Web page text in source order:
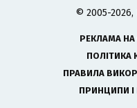
© 2005-
РЕКЛАМА НА
ПОЛІТИКА
ПРАВИЛА
ПРИНЦИПИ